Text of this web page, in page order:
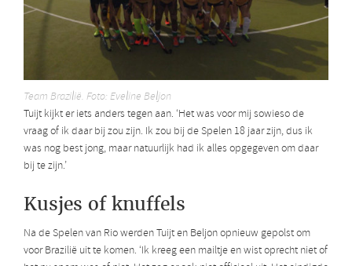
Team Brazilië. Foto: Eveline Beljon
Tuijt kijkt er iets anders tegen aan. ‘Het was voor mij sowieso de
vraag of ik daar bij zou zijn. Ik zou bij de Spelen 18 jaar zijn, dus ik
was nog best jong, maar natuurlijk had ik alles opgegeven om daar
bij te zijn.’
Kusjes of knuffels
Na de Spelen van Rio werden Tuijt en Beljon opnieuw gepolst om
voor Brazilië uit te komen. ‘Ik kreeg een mailtje en wist oprecht niet of